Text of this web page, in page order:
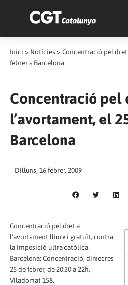
Inici > Notícies > Concentració pel dret
febrer a Barcelona
Concentració pel
l’avortament, el
Barcelona
Dilluns, 16 febrer, 2009
Concentració pel dret a
l'avortament lliure i gratuït, contra
la imposició ultra catòlica.
Barcelona: Concentració, dimecres
25 de febrer, de 20:30 a 22h,
Viladomat 158.